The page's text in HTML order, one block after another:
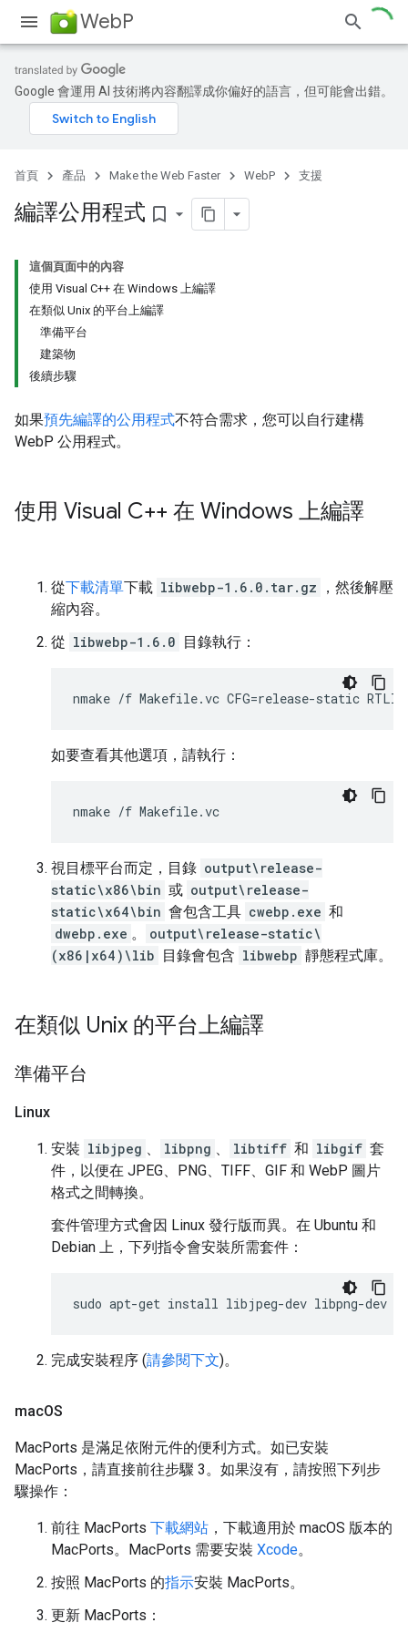
WebP
Google 會運用 AI 技術將內容翻譯成你偏好的語言，但可能會出錯。
首頁 產品 Make the Web Faster WebP 支援
編譯公用程式 bookmark_border
這個頁面中的內容
使用 Visual C++ 在 Windows 上編譯
在類似 Unix 的平台上編譯
準備平台
建築物
後續步驟
如果預先編譯的公用程式不符合需求，您可以自行建構
WebP 公用程式。
使用 Visual C++ 在 Windows 上編譯
從下載清單下載 libwebp-1.6.0.tar.gz
，然後解壓
縮內容。
從 libwebp-1.6.0 目錄執行：
如要查看其他選項，請執行：
視目標平台而定，目錄 output\release-
static\x86\bin 或 output\release-
static\x64\bin 會包含工具 cwebp.exe 和
dwebp.exe 。
output\release-static\
(x86|x64)\lib 目錄會包含 libwebp 靜態程式庫。
在類似 Unix 的平台上編譯
準備平台
Linux
安裝 libjpeg 、 libpng 、 libtiff 和 libgif 套
件，以便在 JPEG、PNG、TIFF、GIF 和 WebP 圖片
格式之間轉換。
套件管理方式會因 Linux 發行版而異。在 Ubuntu 和
Debian 上，下列指令會安裝所需套件：
sudo apt-get install libjpeg-dev libpng-dev
完成安裝程序 (請參閱下文)。
macOS
MacPorts 是滿足依附元件的便利方式。如已安裝
MacPorts，請直接前往步驟 3。如果沒有，請按照下列步
驟操作：
前往 MacPorts 下載網站 ，下載適用於 macOS 版本的
MacPorts。MacPorts 需要安裝 Xcode。
按照 MacPorts 的指示安裝 MacPorts。
更新 MacPorts：